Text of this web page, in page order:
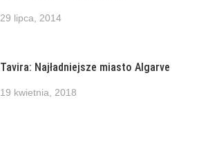
29 lipca, 2014
Tavira: Najładniejsze miasto Algarve
19 kwietnia, 2018